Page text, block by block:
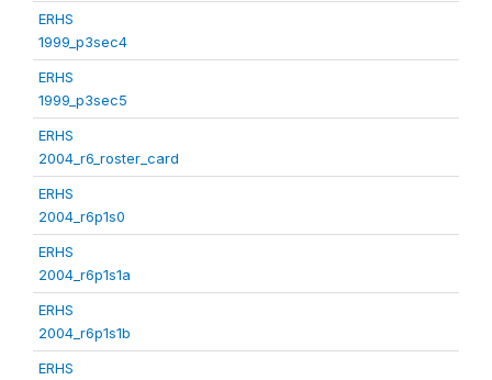
ERHS
1999_p3sec4
ERHS
1999_p3sec5
ERHS
2004_r6_roster_card
ERHS
2004_r6p1s0
ERHS
2004_r6p1s1a
ERHS
2004_r6p1s1b
ERHS